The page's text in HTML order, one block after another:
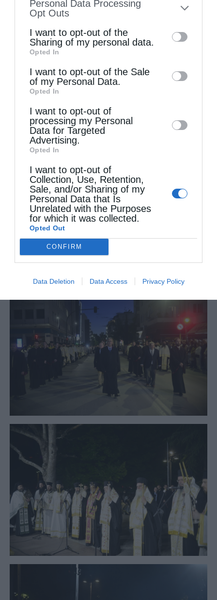
to your opt-out. You may separately opt-out
information by third parties on the IAB’s list
of downstream participants. This
information may also be disclosed by us to
third parties on theIAB’s List of
Downstream Participants
disclose it to other third parties.
Personal Data Processing
Opt Outs
I want to opt-out of the
Sharing of my personal data.
Opted In
I want to opt-out of the Sale
of my Personal Data.
Opted In
I want to opt-out of
processing my Personal
Data for Targeted
Advertising.
Opted In
I want to opt-out of
Collection, Use, Retention,
Sale, and/or Sharing of my
Personal Data that Is
Unrelated with the Purposes
for which it was collected.
Opted Out
CONFIRM
Data Deletion Data Access Privacy Policy